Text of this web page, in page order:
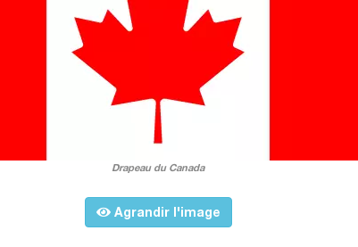
Drapeau du Canada
Agrandir l'image